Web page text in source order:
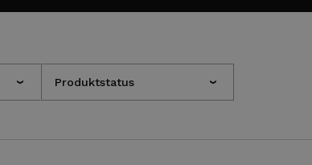
› Produktstatus ›